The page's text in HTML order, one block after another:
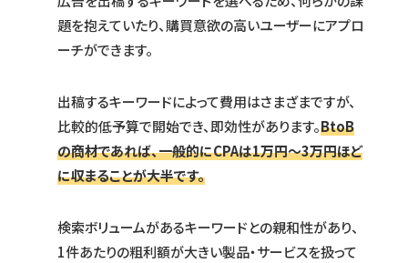
題を抱えていたり、購買意欲の高いユーザーにアプロ
ーチができます。
出稿するキーワードによって費用はさまざまですが、
比較的低予算で開始でき、即効性があります。BtoB
の商材であれば、一般的にCPAは1万円〜3万円ほど
に収まることが大半です。
検索ボリュームがあるキーワードとの親和性があり、
1件あたりの粗利額が大きい製品・サービスを扱って